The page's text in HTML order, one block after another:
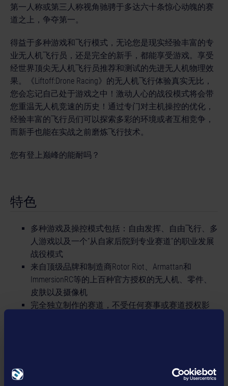
第一人称或第三人称视角驰骋于多达六十条惊心动魄的赛
道之上，争夺第一。
得益于多种游戏和飞行模式，无论您是现实经验丰富的专
业无人机飞行员，还是完全的新手，都能享受游戏。享受
经世界顶尖无人机飞行员推荐和测试的先进无人机物理效
果。《Liftoff:Drone Racing》的无人机飞行体验真实无比，
您会忘记自己处于游戏之中！激动人心的战役模式将会带
您重温无人机竞速的历史！通过专门对主机操控的优化，
经验丰富的飞行员们可以探索多彩的环境或者互相竞争，
而新手也能在实战之前磨炼飞行技术。
您有登上巅峰的能耐吗？
特色
多种游戏及操控模式包括：自由发挥、自由飞行、多
人游戏以及一个“从自家后院到专业赛道”的职业发展
战役模式
来自顶级品牌和制造商Rotor Riot、Armattan和
ImmersionRC等的上百种官方授权的无人机、零件、
皮肤以及摄像机
完全独立制作的赛道，不受任何赛事或赛道授权影
员和新手玩家献上专门优化的操纵方式。
经世界顶尖无人机飞行员推荐和测试的先进无人机物